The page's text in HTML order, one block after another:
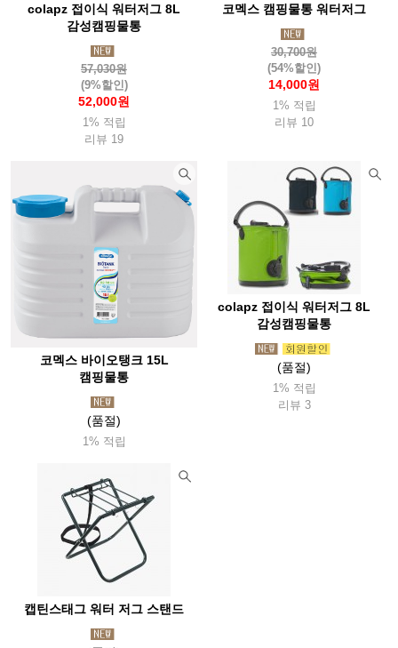
colapz 접이식 워터저그 8L
감성캠핑물통
57,030원
(9%할인)
52,000원
1% 적립
리뷰 19
코멕스 캠핑물통 워터저그
30,700원
(54%할인)
14,000원
1% 적립
리뷰 10
코멕스 바이오탱크 15L
캠핑물통
(품절)
1% 적립
colapz 접이식 워터저그 8L
감성캠핑물통
(품절)
1% 적립
리뷰 3
캡틴스태그 워터 저그 스탠드